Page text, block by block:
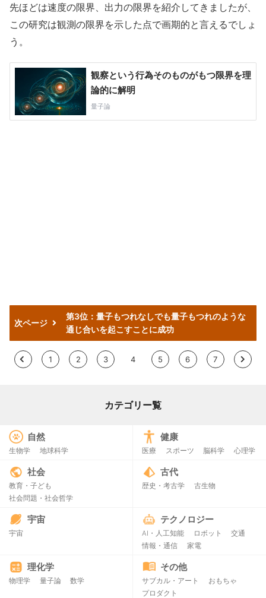
先ほどは速度の限界、出力の限界を紹介してきましたが、
この研究は観測の限界を示した点で画期的と言えるでしょ
う。
次ページ
第3位：量子もつれなしでも量子もつれのような
通じ合いを起こすことに成功
< 1 2 3 4 5 6 7 >
カテゴリー覧
自然
生物学 地球科学
健康
医療 スポーツ 脳科学 心理学
社会
教育・子ども
社会問題・社会哲学
古代
歴史・考古学 古生物
宇宙
宇宙
テクノロジー
AI・人工知能 ロボット
交通
情報・通信
家電
理化学
物理学 量子論 数学
その他
サブカル・アート
おもちゃ
プロダクト